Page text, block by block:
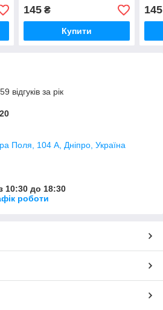
145₴
Купити
145
відгуків за рік
Поля, 104 А, Дніпро, Україна
10:30 до 18:30
роботи